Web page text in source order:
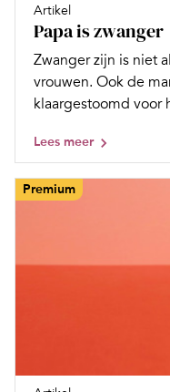
Artikel
Papa is zwanger
Zwanger zijn is niet
vrouwen. Ook de
klaargestoomd voor
Lees meer
Premium